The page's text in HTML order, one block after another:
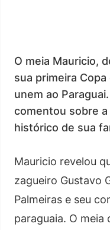
O meia Mauricio,
sua primeira
unem ao
comentou sobre a
histórico de sua
Mauricio revelou
zagueiro Gustavo
Palmeiras e seu
paraguaia. O